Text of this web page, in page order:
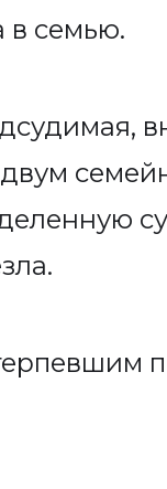
в семью.